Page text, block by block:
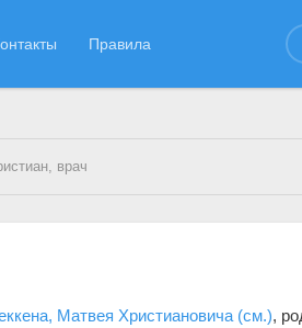
Правила
врач
Матвея Христиановича (см.),